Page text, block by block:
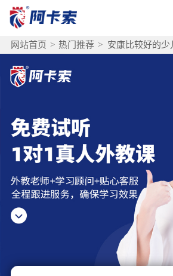
网站首页 > 热门推荐 > 安康比较好的少